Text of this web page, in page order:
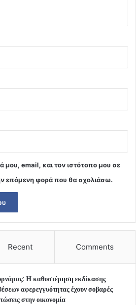
μου, email, και τον ιστότοπο μου σε
επόμενη φορά που θα σχολιάσω.
Recent Comments
Η καθυστέρηση εκδίκασης
αφερεγγυότητας έχουν σοβαρές
στην οικονομία